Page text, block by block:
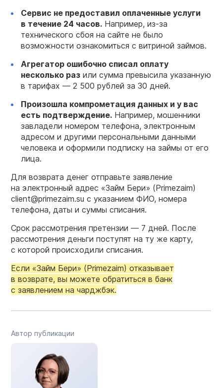
Сервис не предоставил оплаченные услуги
в течение 24 часов. Например, из-за
технического сбоя на сайте не было
возможности ознакомиться с витриной займов.
Агрегатор ошибочно списал оплату
несколько раз или сумма превысила указанную
в тарифах — 2 500 рублей за 30 дней.
Произошла компрометация данных и у вас
есть подтверждение. Например, мошенники
завладели номером телефона, электронным
адресом и другими персональными данными
человека и оформили подписку на займы от его
лица.
Для возврата денег отправьте заявление
на электронный адрес «Займ Бери» (Primezaim)
client@primezaim.su с указанием ФИО, номера
телефона, даты и суммы списания.
Срок рассмотрения претензии — 7 дней. После
рассмотрения деньги поступят на ту же карту,
с которой происходили списания.
Если «Займ Бери» (Primezaim) отказывает
в возврате, вы можете обратиться в банк
с заявлением на чарджбэк.
Автор публикации